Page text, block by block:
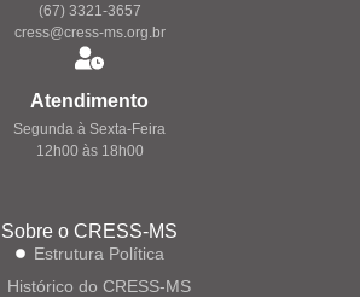
(67) 3321-3657
cress@cress-ms.org.br
Atendimento
Segunda à Sexta-Feira
12h00 às 18h00
Sobre o CRESS-MS
Estrutura Política
Histórico do CRESS-MS